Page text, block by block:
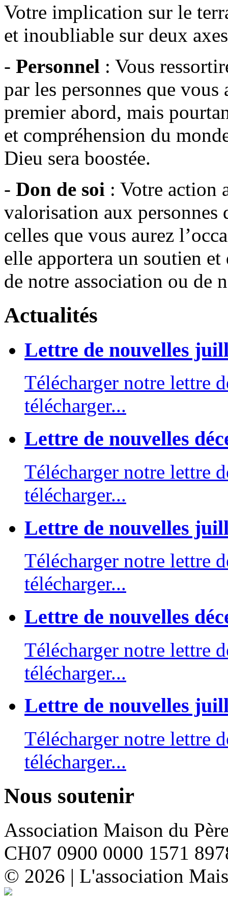
Votre implication sur le
et inoubliable sur deux
- Personnel : Vous
par les personnes que
premier abord, mais
et compréhension du
Dieu sera boostée.
- Don de soi : Votre action
valorisation aux personnes
celles que vous aurez
elle apportera un soutien
de notre association ou de
Actualités
Lettre de nouvelles
Télécharger notre lettre
télécharger...
Lettre de nouvelles
Télécharger notre lettre
télécharger...
Lettre de nouvelles
Télécharger notre lettre
télécharger...
Lettre de nouvelles
Télécharger notre lettre
télécharger...
Lettre de nouvelles
Télécharger notre lettre
télécharger...
Nous soutenir
Association Maison du
CH07 0900 0000 1571
© 2026 | L'association